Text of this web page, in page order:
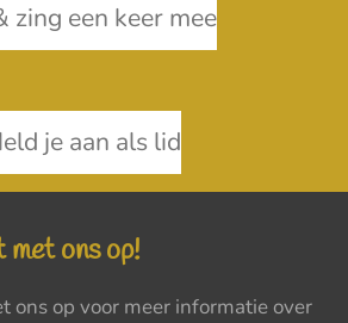
zing een keer mee
je aan als lid
ons op!
ons op voor meer informatie over